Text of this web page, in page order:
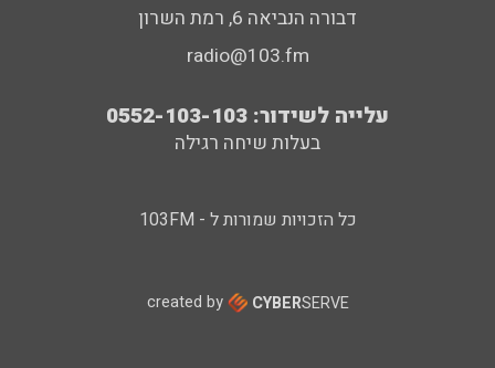
דבורה הנביאה 6, רמת השרון
radio@103.fm
עלייה לשידור: 0552-103-103
בעלות שיחה רגילה
כל הזכויות שמורות ל - 103FM
created by CYBERSERVE